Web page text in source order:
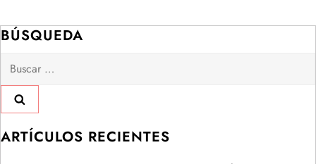
g
c
i
ó
BÚSQUEDA
Buscar:
ARTÍCULOS RECIENTES